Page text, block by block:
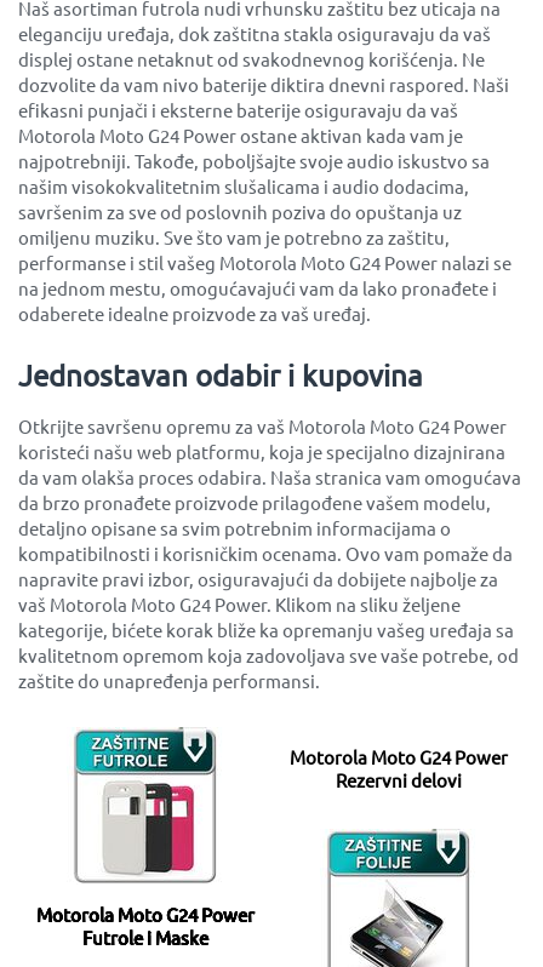
Naš asortiman futrola nudi vrhunsku zaštitu bez uticaja na
eleganciju uređaja, dok zaštitna stakla osiguravaju da vaš
displej ostane netaknut od svakodnevnog korišćenja. Ne
dozvolite da vam nivo baterije diktira dnevni raspored. Naši
efikasni punjači i eksterne baterije osiguravaju da vaš
Motorola Moto G24 Power ostane aktivan kada vam je
najpotrebniji. Takođe, poboljšajte svoje audio iskustvo sa
našim visokokvalitetnim slušalicama i audio dodacima,
savršenim za sve od poslovnih poziva do opuštanja uz
omiljenu muziku. Sve što vam je potrebno za zaštitu,
performanse i stil vašeg Motorola Moto G24 Power nalazi se
na jednom mestu, omogućavajući vam da lako pronađete i
odaberete idealne proizvode za vaš uređaj.
Jednostavan odabir i kupovina
Otkrijte savršenu opremu za vaš Motorola Moto G24 Power
koristeći našu web platformu, koja je specijalno dizajnirana
da vam olakša proces odabira. Naša stranica vam omogućava
da brzo pronađete proizvode prilagođene vašem modelu,
detaljno opisane sa svim potrebnim informacijama o
kompatibilnosti i korisničkim ocenama. Ovo vam pomaže da
napravite pravi izbor, osiguravajući da dobijete najbolje za
vaš Motorola Moto G24 Power. Klikom na sliku željene
kategorije, bićete korak bliže ka opremanju vašeg uređaja sa
kvalitetnom opremom koja zadovoljava sve vaše potrebe, od
zaštite do unapređenja performansi.
Motorola Moto G24 Power
Futrole i Maske
Motorola Moto G24 Power
Rezervni delovi